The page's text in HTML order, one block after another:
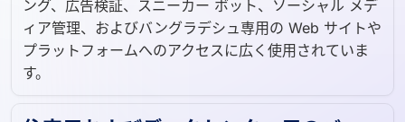
ング、広告検証、スニーカー ボット、ソーシャル メデ
ィア管理、およびバングラデシュ専用の Web サイトや
プラットフォームへのアクセスに広く使用されていま
す。